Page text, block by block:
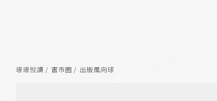
琅琅悅讀 書市圈 出版風向球